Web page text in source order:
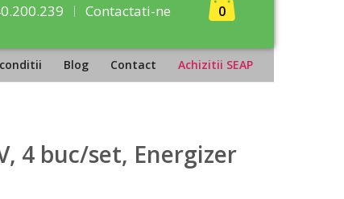
Contactati-ne 0
Blog Contact Achizitii SEAP
4 buc/set, Energizer